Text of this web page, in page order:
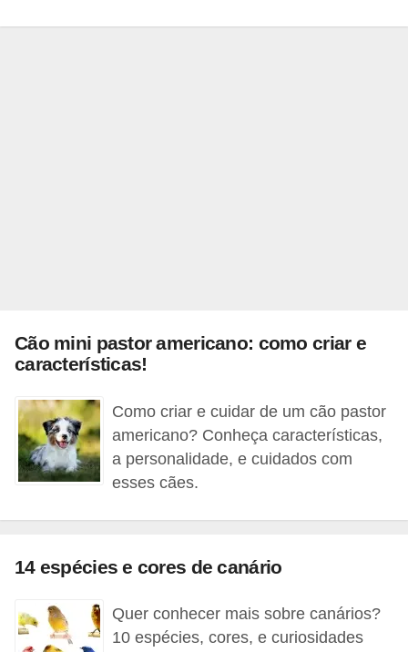
Cão mini pastor americano: como criar e
características!
Como criar e cuidar de um cão pastor
americano? Conheça características,
a personalidade, e cuidados com
esses cães.
14 espécies e cores de canário
Quer conhecer mais sobre canários?
10 espécies, cores, e curiosidades
t
s
h
o
p
s
P
t
|